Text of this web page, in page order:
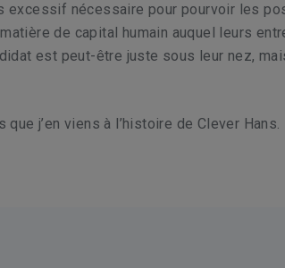
excessif nécessaire pour pourvoir les
de capital humain auquel leurs
est peut-être juste sous leur nez,
j’en viens à l’histoire de Clever Hans.